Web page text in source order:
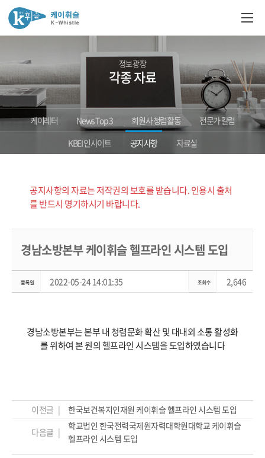
정보광장
각종 자료
케이레터 News Top 3 회원사 청렴활동
전문가 칼럼
KBEI 인사이트
공지사항 자료실
공지사항의 자료는 저작권의 보호를 받습니다. 인용시 출처
를 반드시 명기하시기 바랍니다.
경남소방본부 케이휘슬 헬프라인 시스템 도입
2022-05-24 14:01:35 2,646
경남소방본부는 본부 내 청렴문화 확산 및 대내외 소통 활성화
를 위하여 본 원의 헬프라인 시스템을 도입하였습니다
이전글 |
한국보건복지인재원 케이휘슬 헬프라인 시스템 도입
다음글 |
학교법인 한국전력국제원자력대학원대학교 케이휘슬
헬프라인 시스템 도입